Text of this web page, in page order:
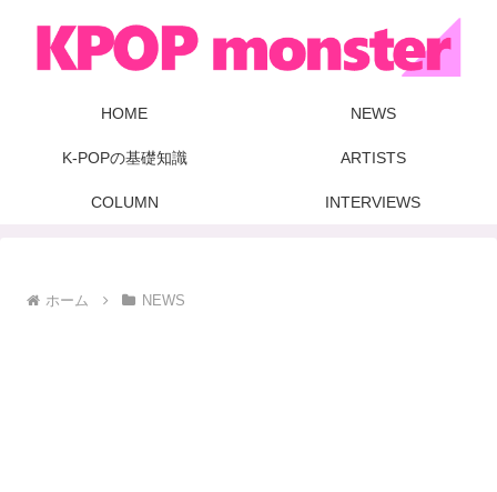
HOME NEWS
K-POPの基礎知識 ARTISTS
COLUMN INTERVIEWS
ホーム NEWS